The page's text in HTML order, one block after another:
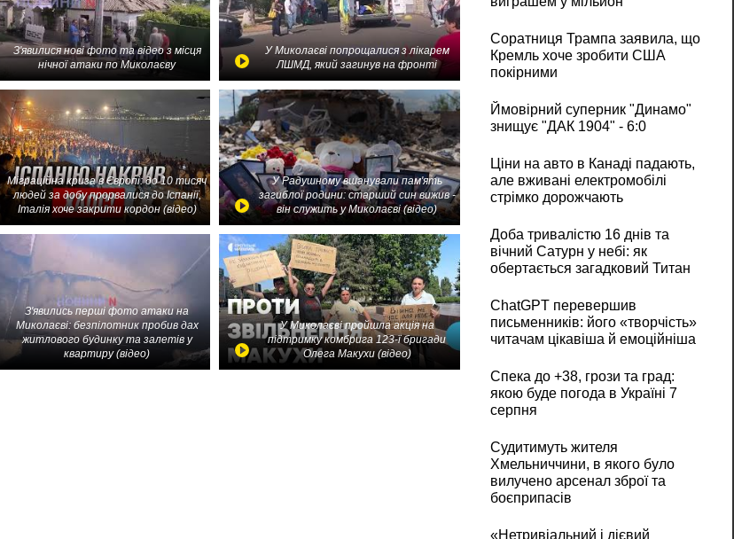
З'явилися нові фото та відео з місця
нічної атаки по Миколаєву
У Миколаєві попрощалися з лікарем
ЛШМД, який загинув на фронті
Міграційна криза в Європі: до 10 тисяч
людей за добу прорвалися до Іспанії,
Італія хоче закрити кордон (відео)
У Радушному вшанували пам'ять
загиблої родини: старший син вижив -
він служить у Миколаєві (відео)
З'явились перші фото атаки на
Миколаєві: безпілотник пробив дах
житлового будинку та залетів у
квартиру (відео)
У Миколаєві пройшла акція на
підтримку комбрига 123-ї бригади
Олега Макухи (відео)
Соратниця Трампа заявила, що
Кремль хоче зробити США
покірними
Ймовірний суперник "Динамо"
знищує "ДАК 1904" - 6:0
Ціни на авто в Канаді падають,
але вживані електромобілі
стрімко дорожчають
Доба тривалістю 16 днів та
вічний Сатурн у небі: як
обертається загадковий Титан
ChatGPT перевершив
письменників: його «творчість»
читачам цікавіша й емоційніша
Спека до +38, грози та град:
якою буде погода в Україні 7
серпня
Судитимуть жителя
Хмельниччини, в якого було
вилучено арсенал зброї та
боєприпасів
«Нетривіальний і дієвий